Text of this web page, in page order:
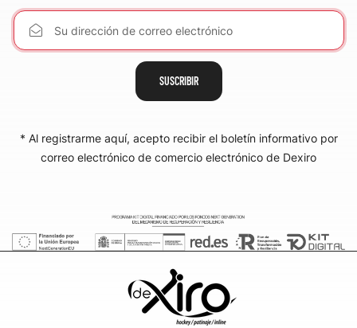
SUSCRIBIR
* Al registrarme aquí, acepto recibir el boletín informativo por
correo electrónico de comercio electrónico de Dexiro